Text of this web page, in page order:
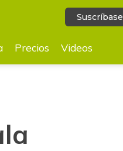
Suscríbase
Suscríbase
Precios Videos